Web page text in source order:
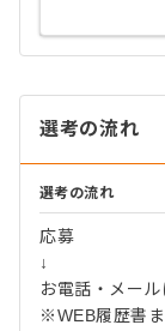
選考の流れ
選考の流れ
応募
↓
お電話・メール
※WEB履歴書